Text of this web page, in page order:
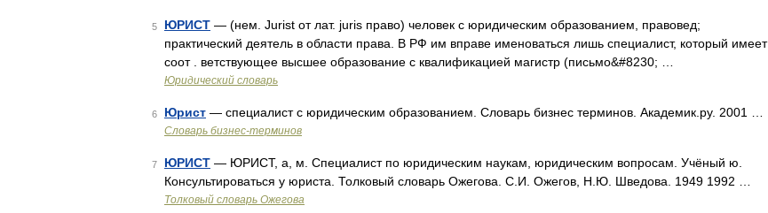
5 ЮРИСТ — (нем. Jurist от лат. juris право) человек с юридическим образованием, правовед;
практический деятель в области права. В РФ им вправе именоваться лишь специалист, который имеет
соот . ветствующее высшее образование с квалификацией магистр (письмо&#8230; …
Юридический словарь
6 Юрист — специалист с юридическим образованием. Словарь бизнес терминов. Академик.ру. 2001 …
Словарь бизнес-терминов
7 ЮРИСТ — ЮРИСТ, а, м. Специалист по юридическим наукам, юридическим вопросам. Учёный ю.
Консультироваться у юриста. Толковый словарь Ожегова. С.И. Ожегов, Н.Ю. Шведова. 1949 1992 …
Толковый словарь Ожегова